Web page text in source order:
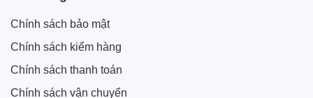
Chính sách bảo mật
Chính sách kiểm hàng
Chính sách thanh toán
Chính sách vận chuyển